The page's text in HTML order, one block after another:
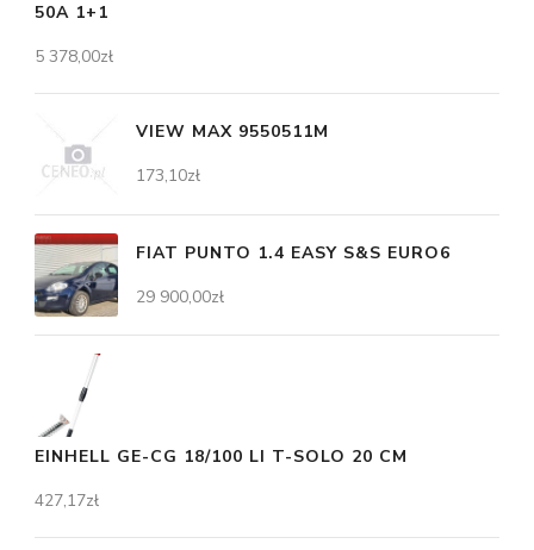
50A 1+1
5 378,00zł
VIEW MAX 9550511M
173,10zł
FIAT PUNTO 1.4 EASY S&S EURO6
29 900,00zł
EINHELL GE-CG 18/100 LI T-SOLO 20 CM
427,17zł